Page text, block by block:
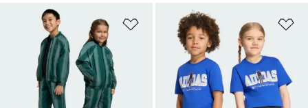
Dodaj do listy życzeń